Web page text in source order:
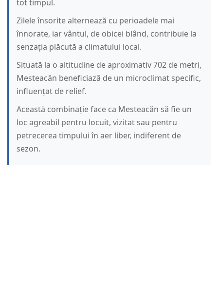
tot timpul.
Zilele însorite alternează cu perioadele mai
înnorate, iar vântul, de obicei blând, contribuie la
senzația plăcută a climatului local.
Situată la o altitudine de aproximativ 702 de metri,
Mesteacăn beneficiază de un microclimat specific,
influențat de relief.
Această combinație face ca Mesteacăn să fie un
loc agreabil pentru locuit, vizitat sau pentru
petrecerea timpului în aer liber, indiferent de
sezon.